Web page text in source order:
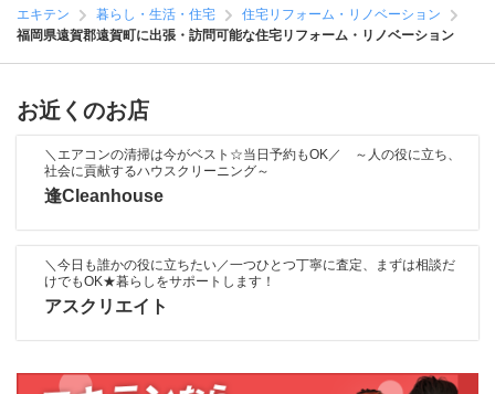
エキテン 暮らし・生活・住宅
住宅リフォーム・リノベーション
福岡県遠賀郡遠賀町に出張・訪問可能な住宅リフォーム・リノベーション
お近くのお店
＼エアコンの清掃は今がベスト☆当日予約もOK／ ～人の役に立ち、
社会に貢献するハウスクリーニング～
逢Cleanhouse
＼今日も誰かの役に立ちたい／一つひとつ丁寧に査定、まずは相談だ
けでもOK★暮らしをサポートします！
アスクリエイト